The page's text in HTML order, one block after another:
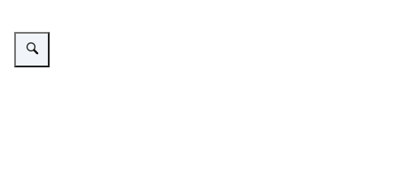
Vergroot afbeelding AWTI Symposium: De rol van wetenschap,